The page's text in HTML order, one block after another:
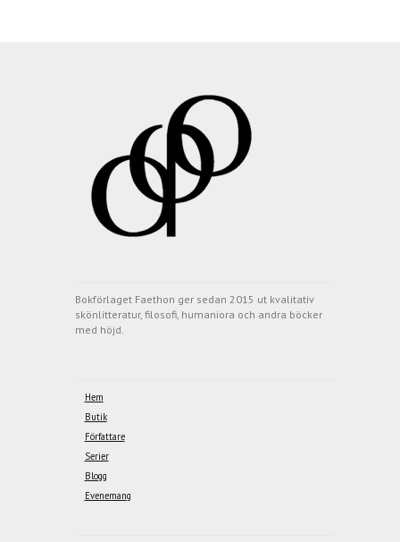
Bokförlaget Faethon ger sedan 2015 ut kvalitativ
skönlitteratur, filosofi, humaniora och andra böcker
med höjd.
Hem
Butik
Författare
Serier
Blogg
Evenemang